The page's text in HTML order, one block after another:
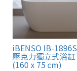
iBENSO IB-1896S
壓克力獨立式浴缸
(160 x 75 cm)